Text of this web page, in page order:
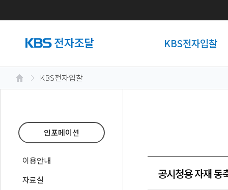
KBS전자입찰
KBS전자입찰
인포메이션
이용안내
자료실
공시청용 자재 동